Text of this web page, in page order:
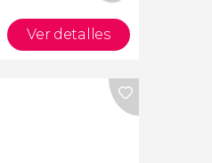
Ver detalles